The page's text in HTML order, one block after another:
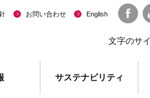
サステナビリティ
お問い合わせ English
文字のサ